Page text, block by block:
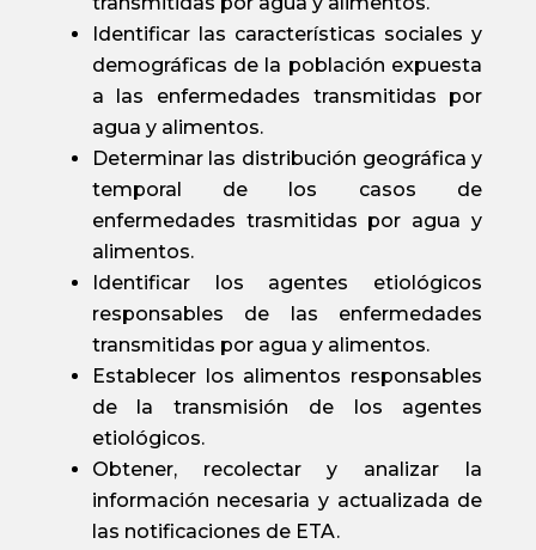
Identificar las características sociales y
demográficas de la población expuesta
a las enfermedades transmitidas por
agua y alimentos.
Determinar las distribución geográfica y
temporal de los casos de
enfermedades trasmitidas por agua y
alimentos.
Identificar los agentes etiológicos
responsables de las enfermedades
transmitidas por agua y alimentos.
Establecer los alimentos responsables
de la transmisión de los agentes
etiológicos.
Obtener, recolectar y analizar la
información necesaria y actualizada de
las notificaciones de ETA.